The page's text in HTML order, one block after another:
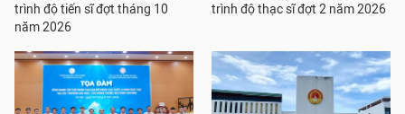
trình độ tiến sĩ đợt tháng 10
năm 2026
trình độ thạc sĩ đợt 2 năm 2026